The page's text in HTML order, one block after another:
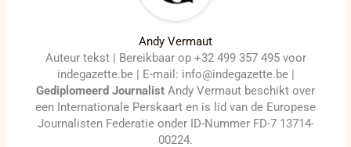
Andy Vermaut
Auteur tekst | Bereikbaar op +32 499 357 495 voor
indegazette.be | E-mail: info@indegazette.be |
Gediplomeerd Journalist Andy Vermaut beschikt over
een Internationale Perskaart en is lid van de Europese
Journalisten Federatie onder ID-Nummer FD-7 13714-
00224.